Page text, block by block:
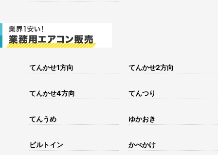
てんかせ1方向 てんかせ2方向
てんかせ4方向 てんつり
てんうめ ゆかおき
ビルトイン かべかけ